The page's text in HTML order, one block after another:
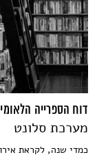
דוח הספרייה
מערכת סלונט
כמדי שנה, לקראת